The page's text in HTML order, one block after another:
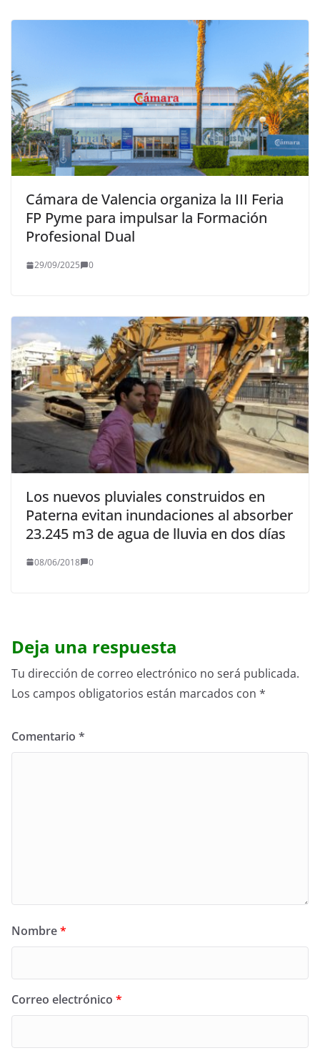
Cámara de Valencia organiza la III Feria
FP Pyme para impulsar la Formación
Profesional Dual
29/09/2025 0
Los nuevos pluviales construidos en
Paterna evitan inundaciones al absorber
23.245 m3 de agua de lluvia en dos días
08/06/2018 0
Deja una respuesta
Tu dirección de correo electrónico no será publicada.
Los campos obligatorios están marcados con *
Comentario *
Nombre*
Correo electrónico *